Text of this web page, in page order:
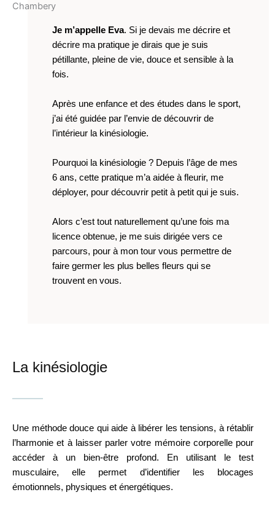
Je m’appelle Eva. Si je devais me décrire et
décrire ma pratique je dirais que je suis
pétillante, pleine de vie, douce et sensible à la
fois.
Après une enfance et des études dans le sport,
j’ai été guidée par l’envie de découvrir de
l’intérieur la kinésiologie.
Pourquoi la kinésiologie ? Depuis l’âge de mes
6 ans, cette pratique m’a aidée à fleurir, me
déployer, pour découvrir petit à petit qui je suis.
Alors c’est tout naturellement qu’une fois ma
licence obtenue, je me suis dirigée vers ce
parcours, pour à mon tour vous permettre de
faire germer les plus belles fleurs qui se
trouvent en vous.
La kinésiologie
Une méthode douce qui aide à libérer les tensions, à rétablir
l’harmonie et à laisser parler votre mémoire corporelle pour
accéder à un bien-être profond. En utilisant le test
musculaire, elle permet d’identifier les blocages
émotionnels, physiques et énergétiques.